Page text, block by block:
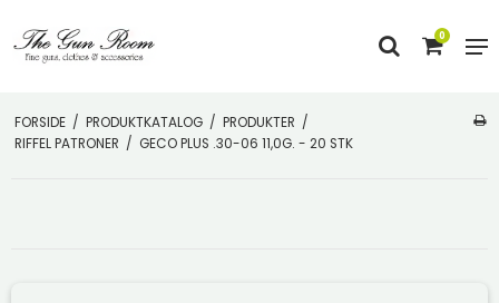
0
FORSIDE / PRODUKTKATALOG / PRODUKTER /
RIFFEL PATRONER / GECO PLUS .30-06 11,0G. - 20 STK